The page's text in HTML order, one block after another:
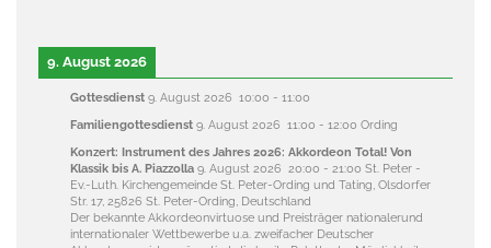
9. August 2026
Gottesdienst 9. August 2026 10:00 - 11:00
Familiengottesdienst 9. August 2026 11:00 - 12:00 Ording
Konzert: Instrument des Jahres 2026: Akkordeon Total! Von
Klassik bis A. Piazzolla 9. August 2026 20:00 - 21:00 St. Peter -
Ev.-Luth. Kirchengemeinde St. Peter-Ording und Tating, Olsdorfer
Str. 17, 25826 St. Peter-Ording, Deutschland
Der bekannte Akkordeonvirtuose und Preisträger nationalerund
internationaler Wettbewerbe u.a. zweifacher Deutscher